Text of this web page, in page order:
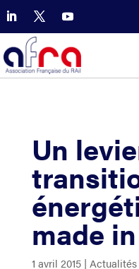
Un
made
1 avril 2015|